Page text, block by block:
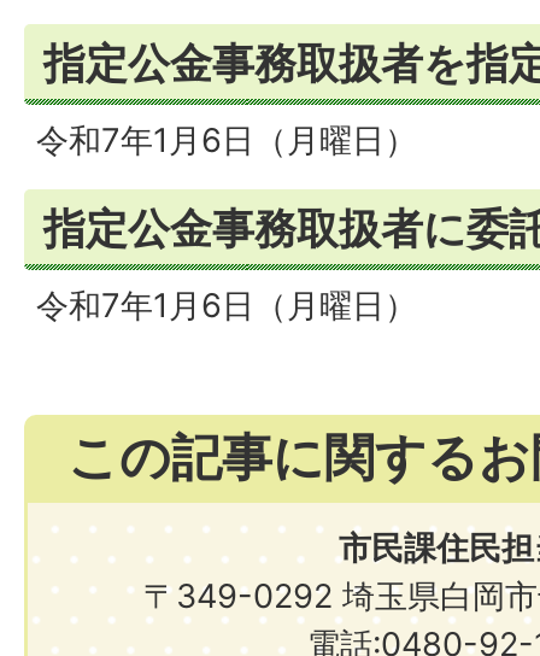
指定公金事務取扱者を指
令和7年1月6日（月曜日）
指定公金事務取扱者に委
令和7年1月6日（月曜日）
この記事に関する
市民課住民
〒349-0292 埼玉県白岡
電話:0480-92-